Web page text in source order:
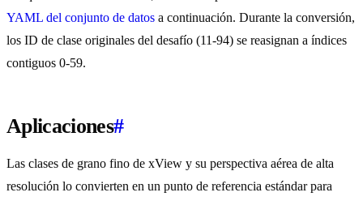
YAML del conjunto de datos a continuación. Durante la conversión,
los ID de clase originales del desafío (11-94) se reasignan a índices
contiguos 0-59.
Aplicaciones#
Las clases de grano fino de xView y su perspectiva aérea de alta
resolución lo convierten en un punto de referencia estándar para